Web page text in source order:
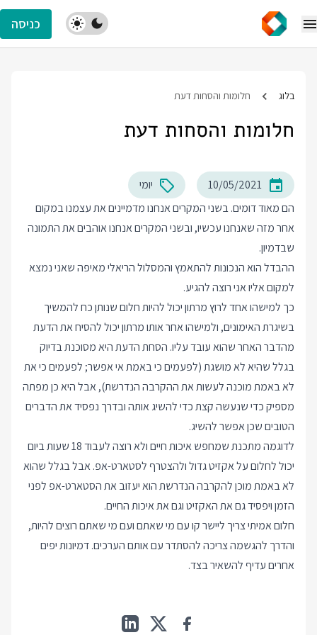
כניסה
בלוג חלומות והסחות דעת
חלומות והסחות דעת
10/05/2021
יומי
הם מאוד דומים. בשני המקרים אנחנו מדמיינים את עצמנו במקום
אחר מזה שאנחנו עכשיו, ובשני המקרים אנחנו אוהבים את התמונה
שבדמיון.
ההבדל הוא הנכונות להתאמץ והמסלול הריאלי מאיפה שאני נמצא
למקום אליו אני רוצה להגיע.
כך למישהו אחד לרוץ מרתון יכול להיות חלום שנותן כח להמשיך
בשיגרת האימונים, ולמישהו אחר אותו מרתון יכול להסיח את הדעת
מהדבר האחר שהוא עובד עליו. הסחת הדעת היא מסוכנת בדיוק
בגלל שהיא לא מושגת (לפעמים כי באמת אי אפשר; לפעמים כי את
לא באמת מוכנה לעשות את ההקרבה הנדרשת), אבל היא כן מפתה
מספיק כדי שנעשה קצת כדי להשיג אותה ובדרך נפסיד את הדברים
הטובים שכן אפשר להשיג.
לדוגמה מתכנת שמחפש איכות חיים ולא רוצה לעבוד 18 שעות ביום
יכול לחלום על אקזיט גדול ולהצטרף לסטארט-אפ. אבל בגלל שהוא
לא באמת מוכן להקרבה הנדרשת הוא יעזוב את הסטארט-אפ לפני
הזמן ויפסיד גם את האקזיט וגם את איכות החיים.
חלום אמיתי צריך ליישר קו עם מי שאתם ועם מי שאתם רוצים להיות,
והדרך להגשמה צריכה להסתדר עם אותם הערכים. דמיונות יפים
אחרים עדיף להשאיר בצד.